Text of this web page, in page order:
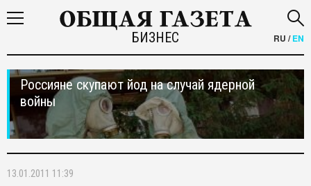
БИЗНЕС RU /EN
Россияне скупают йод на случай ядерной
войны
13.01.2011 11:39